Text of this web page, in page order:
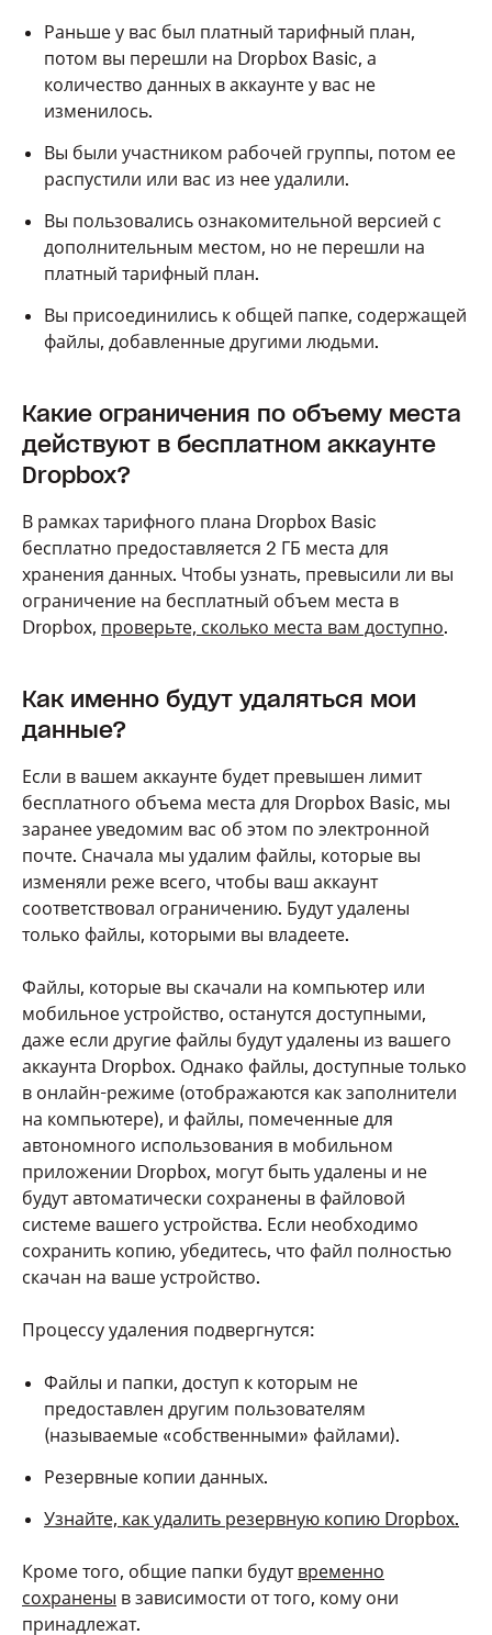
Раньше у вас был платный тарифный план,
потом вы перешли на Dropbox Basic, а
количество данных в аккаунте у вас не
изменилось.
Вы были участником рабочей группы, потом ее
распустили или вас из нее удалили.
Вы пользовались ознакомительной версией с
дополнительным местом, но не перешли на
платный тарифный план.
Вы присоединились к общей папке, содержащей
файлы, добавленные другими людьми.
Какие ограничения по объему места
действуют в бесплатном аккаунте
Dropbox?
В рамках тарифного плана Dropbox Basic
бесплатно предоставляется 2 ГБ места для
хранения данных. Чтобы узнать, превысили ли вы
ограничение на бесплатный объем места в
Dropbox, проверьте, сколько места вам доступно.
Как именно будут удаляться мои
данные?
Если в вашем аккаунте будет превышен лимит
бесплатного объема места для Dropbox Basic, мы
заранее уведомим вас об этом по электронной
почте. Сначала мы удалим файлы, которые вы
изменяли реже всего, чтобы ваш аккаунт
соответствовал ограничению. Будут удалены
только файлы, которыми вы владеете.
Файлы, которые вы скачали на компьютер или
мобильное устройство, останутся доступными,
даже если другие файлы будут удалены из вашего
аккаунта Dropbox. Однако файлы, доступные только
в онлайн-режиме (отображаются как заполнители
на компьютере), и файлы, помеченные для
автономного использования в мобильном
приложении Dropbox, могут быть удалены и не
будут автоматически сохранены в файловой
системе вашего устройства. Если необходимо
сохранить копию, убедитесь, что файл полностью
скачан на ваше устройство.
Процессу удаления подвергнутся:
Файлы и папки, доступ к которым не
предоставлен другим пользователям
(называемые «собственными» файлами).
Резервные копии данных.
Узнайте, как удалить резервную копию Dropbox.
Кроме того, общие папки будут временно
сохранены в зависимости от того, кому они
принадлежат.